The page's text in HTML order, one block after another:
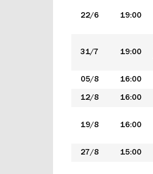
22/6 19:00
31/7 19:00
05/8 16:00
12/8 16:00
19/8 16:00
27/8 15:00